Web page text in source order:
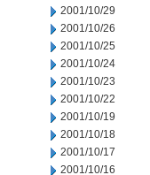
2001/10/29
2001/10/26
2001/10/25
2001/10/24
2001/10/23
2001/10/22
2001/10/19
2001/10/18
2001/10/17
2001/10/16